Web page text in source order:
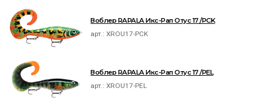
Воблер RAPALA Икс-Рап Отус 17 /PCK
арт.:XROU17-PCK
Воблер RAPALA Икс-Рап Отус 17 /PEL
арт.:XROU17-PEL